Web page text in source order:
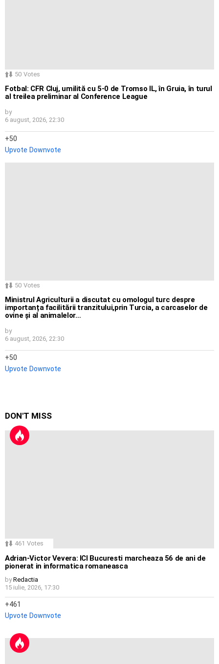
50 Votes
Fotbal: CFR Cluj, umilită cu 5-0 de Tromso IL, în Gruia, în turul
al treilea preliminar al Conference League
by
6 august, 2026, 22:30
50
Upvote Downvote
50 Votes
Ministrul Agriculturii a discutat cu omologul turc despre
importanța facilitării tranzitului,prin Turcia, a carcaselor de
ovine și al animalelor…
by
6 august, 2026, 22:30
50
Upvote Downvote
DON'T MISS
461 Votes
Adrian-Victor Vevera: ICI Bucuresti marcheaza 56 de ani de
pionerat in informatica romaneasca
by Redactia
15 iulie, 2026, 17:30
461
Upvote Downvote